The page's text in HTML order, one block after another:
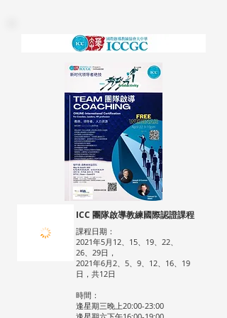
ICC 團隊啟導教練國際認證課程
課程日期：
2021年5月12、15、19、22、
26、29日，
2021年6月2、5、9、12、16、19
日，共12日
時間：
逢星期三晚上20:00-23:00